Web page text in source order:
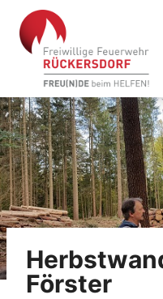
content
Förster